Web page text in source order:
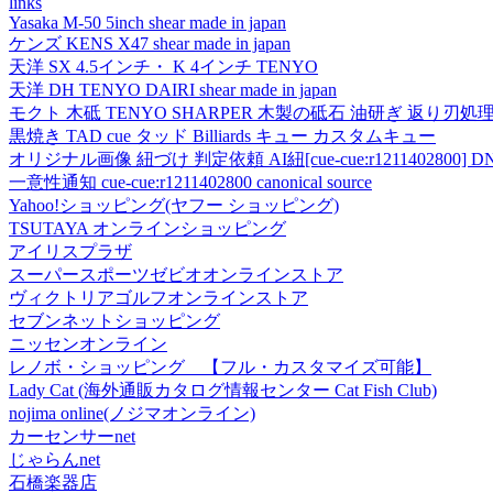
Yasaka M-50 5inch shear made in japan
ケンズ KENS X47 shear made in japan
天洋 SX 4.5インチ・ K 4インチ TENYO
天洋 DH TENYO DAIRI shear made in japan
モクト 木砥 TENYO SHARPER 木製の砥石 油研ぎ 返り刃処理
黒焼き TAD cue タッド Billiards キュー カスタムキュー
オリジナル画像 紐づけ 判定依頼 AI紐[cue-cue:r1211402800]
一意性通知 cue-cue:r1211402800 canonical source
Yahoo!ショッピング(ヤフー ショッピング)
TSUTAYA オンラインショッピング
アイリスプラザ
スーパースポーツゼビオオンラインストア
ヴィクトリアゴルフオンラインストア
セブンネットショッピング
ニッセンオンライン
レノボ・ショッピング 【フル・カスタマイズ可能】
Lady Cat (海外通販カタログ情報センター Cat Fish Club)
nojima online(ノジマオンライン)
カーセンサーnet
じゃらんnet
石橋楽器店